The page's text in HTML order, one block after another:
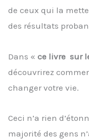
de ceux qui la
des résultats
Dans « ce livre sur
découvrirez
changer votre vie.
Ceci n’a rien
majorité des gens